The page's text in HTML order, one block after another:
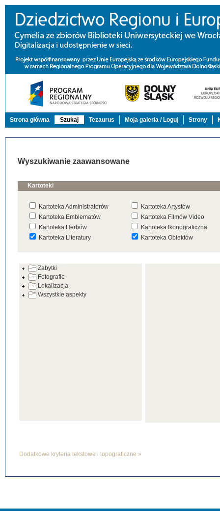
Strona główna Szukaj Tezaurus Moja galeria / Loguj Strony
Wyszukiwanie zaawansowane
Kartoteki
Kartoteka Administratorów
Kartoteka Artystów
Kartoteka Emblematów
Kartoteka Filmów Video
Kartoteka Herbów
Kartoteka Ikonograficzna
Kartoteka Literatury
Kartoteka Obiektów
Kartoteka Warsztatów
Kartoteka Zabytków
Zabytki
Fotografie
Lokalizacja
Wszystkie aspekty
Dodatkowe kryteria tekstowe i topograficzne »